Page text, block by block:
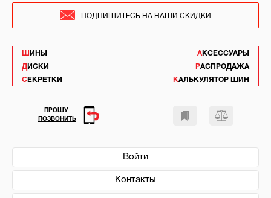
ШИНЫ
ДИСКИ
СЕКРЕТКИ
АКСЕССУАРЫ
РАСПРОДАЖА
КАЛЬКУЛЯТОР ШИН
Войти
Контакты
ПОДПИШИТЕСЬ НА НАШИ СКИДКИ
ПРОШУ
ПОЗВОНИТЬ